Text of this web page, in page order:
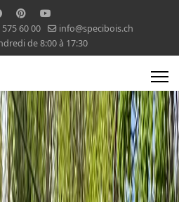
575 60 00
info@specibois.ch
de 8:00 à 17:30